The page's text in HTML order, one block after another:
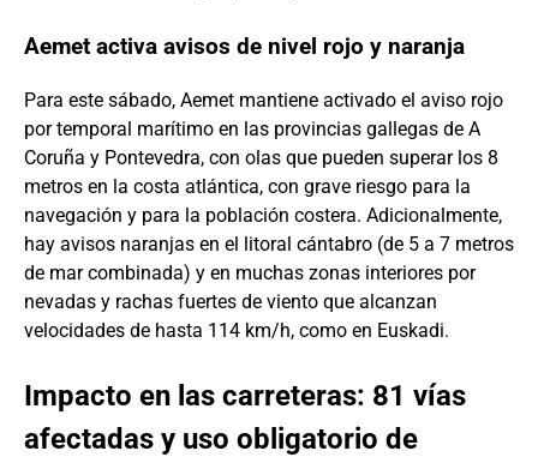
Aemet activa avisos de nivel rojo y naranja
Para este sábado, Aemet mantiene activado el aviso rojo
por temporal marítimo en las provincias gallegas de A
Coruña y Pontevedra, con olas que pueden superar los 8
metros en la costa atlántica, con grave riesgo para la
navegación y para la población costera. Adicionalmente,
hay avisos naranjas en el litoral cántabro (de 5 a 7 metros
de mar combinada) y en muchas zonas interiores por
nevadas y rachas fuertes de viento que alcanzan
velocidades de hasta 114 km/h, como en Euskadi.
Impacto en las carreteras: 81 vías
afectadas y uso obligatorio de